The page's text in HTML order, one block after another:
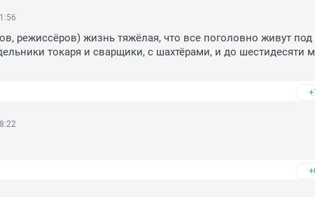
режиссёров) жизнь тяжёлая, что все поголовно живут под
токаря и сварщики, с шахтёрами, и до шестидесяти